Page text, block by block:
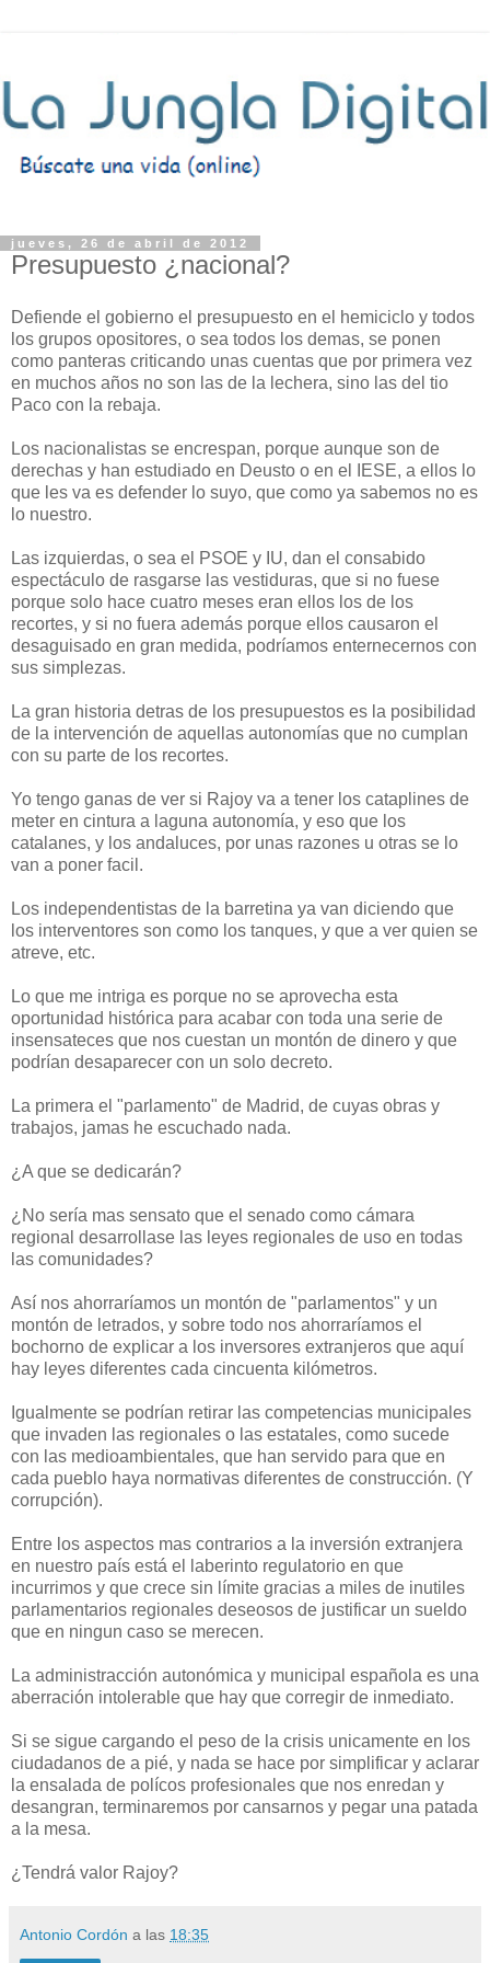
jueves, 26 de abril de 2012
Presupuesto ¿nacional?
Defiende el gobierno el presupuesto en el hemiciclo y todos
los grupos opositores, o sea todos los demas, se ponen
como panteras criticando unas cuentas que por primera vez
en muchos años no son las de la lechera, sino las del tio
Paco con la rebaja.
Los nacionalistas se encrespan, porque aunque son de
derechas y han estudiado en Deusto o en el IESE, a ellos lo
que les va es defender lo suyo, que como ya sabemos no es
lo nuestro.
Las izquierdas, o sea el PSOE y IU, dan el consabido
espectáculo de rasgarse las vestiduras, que si no fuese
porque solo hace cuatro meses eran ellos los de los
recortes, y si no fuera además porque ellos causaron el
desaguisado en gran medida, podríamos enternecernos con
sus simplezas.
La gran historia detras de los presupuestos es la posibilidad
de la intervención de aquellas autonomías que no cumplan
con su parte de los recortes.
Yo tengo ganas de ver si Rajoy va a tener los cataplines de
meter en cintura a laguna autonomía, y eso que los
catalanes, y los andaluces, por unas razones u otras se lo
van a poner facil.
Los independentistas de la barretina ya van diciendo que
los interventores son como los tanques, y que a ver quien se
atreve, etc.
Lo que me intriga es porque no se aprovecha esta
oportunidad histórica para acabar con toda una serie de
insensateces que nos cuestan un montón de dinero y que
podrían desaparecer con un solo decreto.
La primera el "parlamento" de Madrid, de cuyas obras y
trabajos, jamas he escuchado nada.
¿A que se dedicarán?
¿No sería mas sensato que el senado como cámara
regional desarrollase las leyes regionales de uso en todas
las comunidades?
Así nos ahorraríamos un montón de "parlamentos" y un
montón de letrados, y sobre todo nos ahorraríamos el
bochorno de explicar a los inversores extranjeros que aquí
hay leyes diferentes cada cincuenta kilómetros.
Igualmente se podrían retirar las competencias municipales
que invaden las regionales o las estatales, como sucede
con las medioambientales, que han servido para que en
cada pueblo haya normativas diferentes de construcción. (Y
corrupción).
Entre los aspectos mas contrarios a la inversión extranjera
en nuestro país está el laberinto regulatorio en que
incurrimos y que crece sin límite gracias a miles de inutiles
parlamentarios regionales deseosos de justificar un sueldo
que en ningun caso se merecen.
La administracción autonómica y municipal española es una
aberración intolerable que hay que corregir de inmediato.
Si se sigue cargando el peso de la crisis unicamente en los
ciudadanos de a pié, y nada se hace por simplificar y aclarar
la ensalada de polícos profesionales que nos enredan y
desangran, terminaremos por cansarnos y pegar una patada
a la mesa.
¿Tendrá valor Rajoy?
Antonio Cordón a las 18:35